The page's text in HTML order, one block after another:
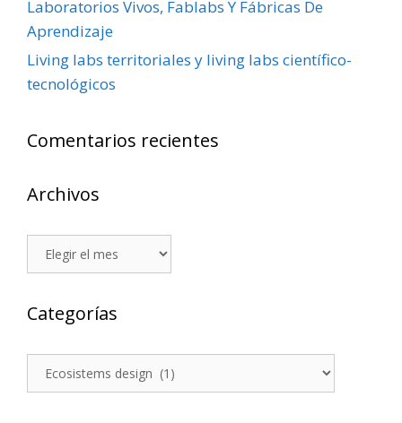
Laboratorios Vivos, Fablabs Y Fábricas De
Aprendizaje
Living labs territoriales y living labs científico-
tecnológicos
Comentarios recientes
Archivos
Archivos
Categorías
Categorías